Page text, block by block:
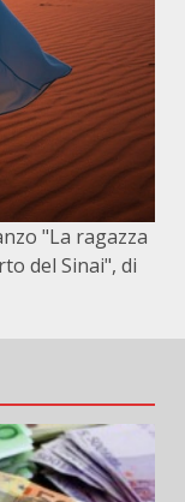
"La ragazza
del Sinai", di